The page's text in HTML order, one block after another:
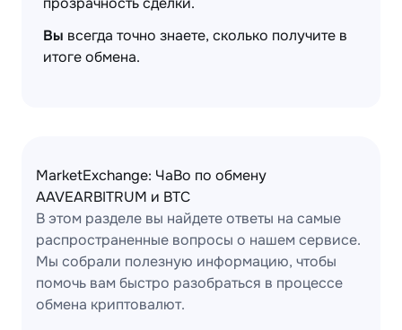
Вы всегда точно знаете, сколько получите в
итоге обмена.
MarketExchange: ЧаВо по обмену
AAVEARBITRUM и BTC
В этом разделе вы найдете ответы на самые
распространенные вопросы о нашем сервисе.
Мы собрали полезную информацию, чтобы
помочь вам быстро разобраться в процессе
обмена криптовалют.